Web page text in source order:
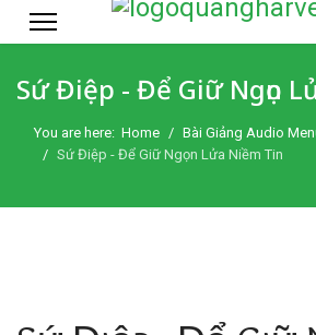
Sứ Điệp - Để Giữ Ngọn
You are here: Home
Bài Giảng Audio
Sứ Điệp - Để Giữ Ngọn Lửa Niềm Tin